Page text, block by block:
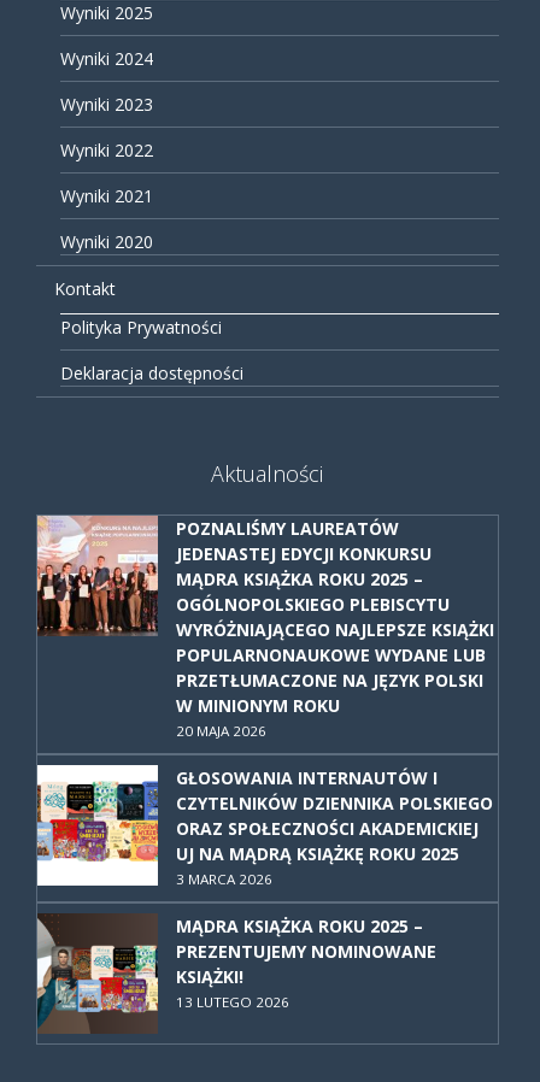
Wyniki 2025
Wyniki 2024
Wyniki 2023
Wyniki 2022
Wyniki 2021
Wyniki 2020
Kontakt
Polityka Prywatności
Deklaracja dostępności
Aktualności
POZNALIŚMY LAUREATÓW
JEDENASTEJ EDYCJI KONKURSU
MĄDRA KSIĄŻKA ROKU 2025 –
OGÓLNOPOLSKIEGO PLEBISCYTU
WYRÓŻNIAJĄCEGO NAJLEPSZE KSIĄŻKI
POPULARNONAUKOWE WYDANE LUB
PRZETŁUMACZONE NA JĘZYK POLSKI
W MINIONYM ROKU
20 MAJA 2026
GŁOSOWANIA INTERNAUTÓW I
CZYTELNIKÓW DZIENNIKA POLSKIEGO
ORAZ SPOŁECZNOŚCI AKADEMICKIEJ
UJ NA MĄDRĄ KSIĄŻKĘ ROKU 2025
3 MARCA 2026
MĄDRA KSIĄŻKA ROKU 2025 –
PREZENTUJEMY NOMINOWANE
KSIĄŻKI!
13 LUTEGO 2026